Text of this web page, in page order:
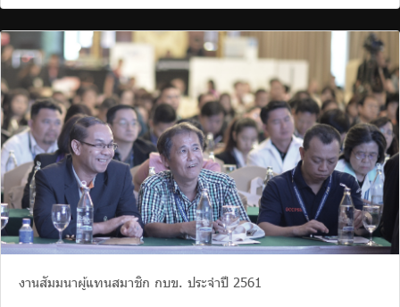
งานสัมมนาผู้แทนสมาชิก กบข. ประจำปี 2561